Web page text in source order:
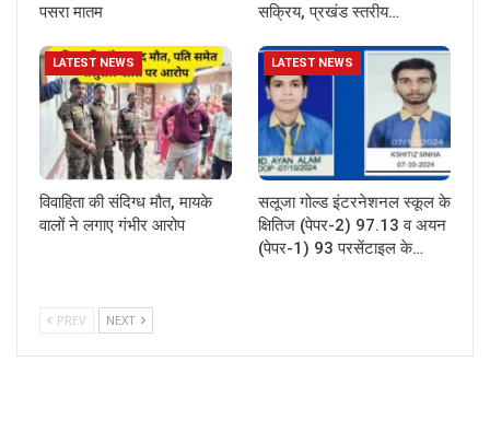
पसरा मातम
सक्रिय, प्रखंड स्तरीय…
LATEST NEWS
विवाहिता की संदिग्ध मौत, मायके
वालों ने लगाए गंभीर आरोप
LATEST NEWS
सलूजा गोल्ड इंटरनेशनल स्कूल के
क्षितिज (पेपर-2) 97.13 व अयन
(पेपर-1) 93 परसेंटाइल के…
PREV NEXT